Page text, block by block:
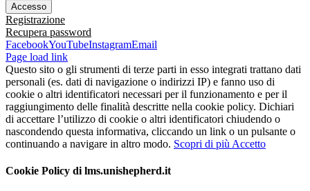
Registrazione
Recupera password
FacebookYouTubeInstagramEmail
Page load link
Questo sito o gli strumenti di terze parti in esso integrati trattano dati
personali (es. dati di navigazione o indirizzi IP) e fanno uso di
cookie o altri identificatori necessari per il funzionamento e per il
raggiungimento delle finalità descritte nella cookie policy. Dichiari
di accettare l’utilizzo di cookie o altri identificatori chiudendo o
nascondendo questa informativa, cliccando un link o un pulsante o
continuando a navigare in altro modo. Scopri di più Accetto
Cookie Policy di lms.unishepherd.it